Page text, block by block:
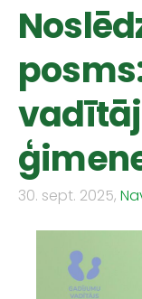
30. sept. 2025,